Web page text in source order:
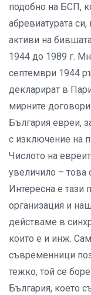
подобно на БСП,
абревиатурата
активи на
1944 до 1989 г.
септември 1944
декларират в
мирните
България евреи,
с изключение на
Числото на
увеличило – това
Интересна е тази
организация и
действаме в
които е и инж.
съвременници
тежко, той се
България, което